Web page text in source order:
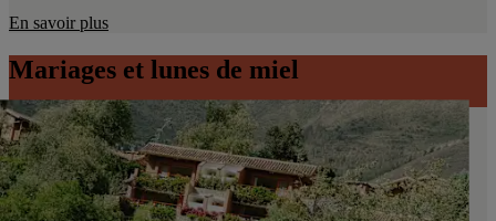
En savoir plus
Mariages et lunes de miel